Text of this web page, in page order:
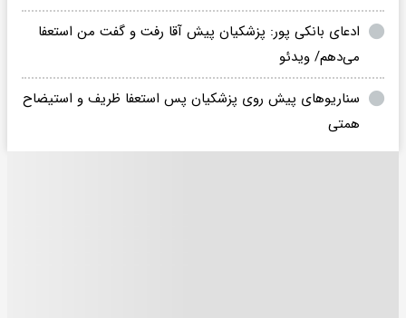
ادعای بانکی پور: پزشکیان پیش آقا رفت و گفت من استعفا
می‌دهم/ ویدئو
سناریوهای پیش روی پزشکیان پس استعفا ظریف و استیضاح
همتی